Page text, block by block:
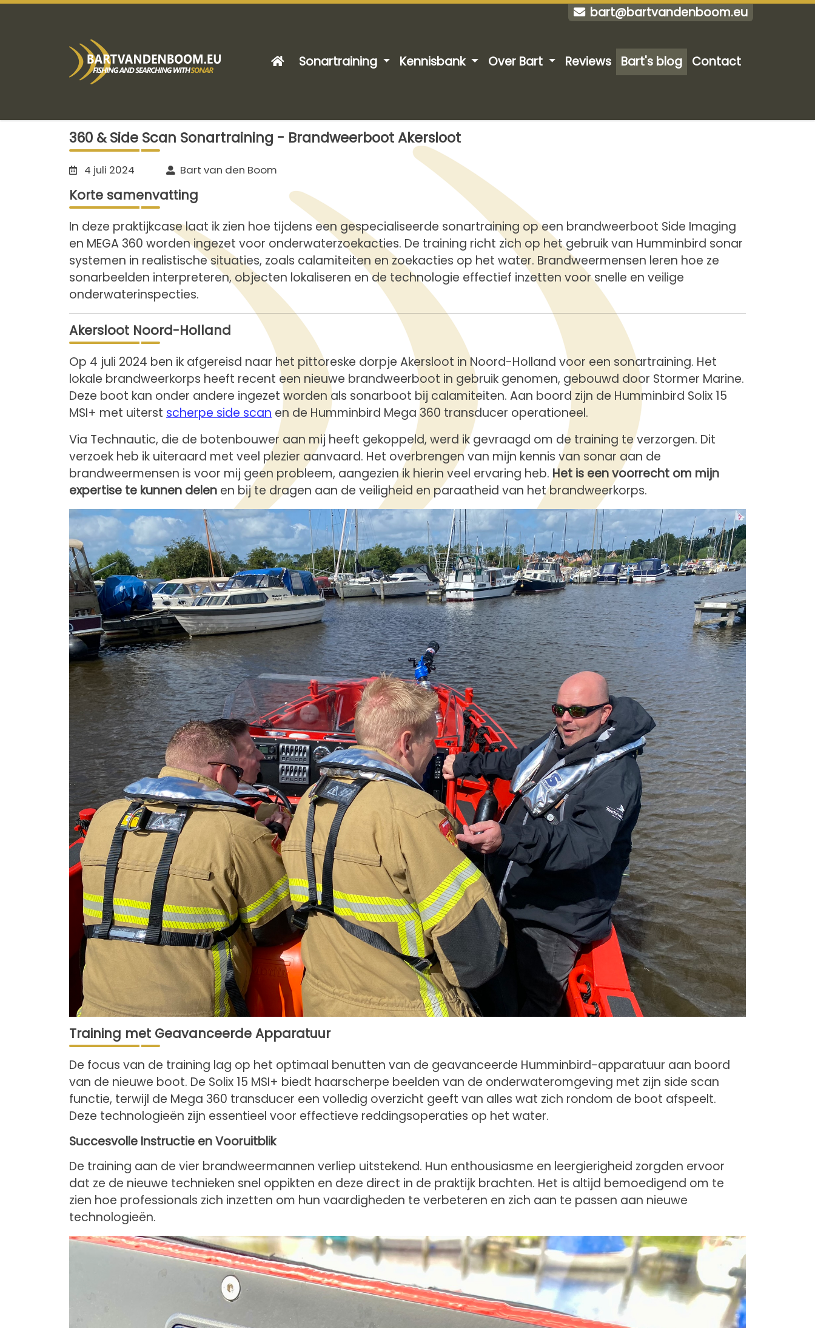
bart@bartvandenboom.eu
Sonartraining Kennisbank Over Bart Reviews Bart's blog Contact
360 & Side Scan Sonartraining - Brandweerboot Akersloot
4 juli 2024 Bart van den Boom
Korte samenvatting
In deze praktijkcase laat ik zien hoe tijdens een gespecialiseerde sonartraining op een brandweerboot Side Imaging
en MEGA 360 worden ingezet voor onderwaterzoekacties. De training richt zich op het gebruik van Humminbird sonar
systemen in realistische situaties, zoals calamiteiten en zoekacties op het water. Brandweermensen leren hoe ze
sonarbeelden interpreteren, objecten lokaliseren en de technologie effectief inzetten voor snelle en veilige
onderwaterinspecties.
Akersloot Noord-Holland
Op 4 juli 2024 ben ik afgereisd naar het pittoreske dorpje Akersloot in Noord-Holland voor een sonartraining. Het
lokale brandweerkorps heeft recent een nieuwe brandweerboot in gebruik genomen, gebouwd door Stormer Marine.
Deze boot kan onder andere ingezet worden als sonarboot bij calamiteiten. Aan boord zijn de Humminbird Solix 15
MSI+ met uiterst scherpe side scan en de Humminbird Mega 360 transducer operationeel.
Via Technautic, die de botenbouwer aan mij heeft gekoppeld, werd ik gevraagd om de training te verzorgen. Dit
verzoek heb ik uiteraard met veel plezier aanvaard. Het overbrengen van mijn kennis van sonar aan de
brandweermensen is voor mij geen probleem, aangezien ik hierin veel ervaring heb. Het is een voorrecht om mijn
expertise te kunnen delen en bij te dragen aan de veiligheid en paraatheid van het brandweerkorps.
Training met Geavanceerde Apparatuur
De focus van de training lag op het optimaal benutten van de geavanceerde Humminbird-apparatuur aan boord
van de nieuwe boot. De Solix 15 MSI+ biedt haarscherpe beelden van de onderwateromgeving met zijn side scan
functie, terwijl de Mega 360 transducer een volledig overzicht geeft van alles wat zich rondom de boot afspeelt.
Deze technologieën zijn essentieel voor effectieve reddingsoperaties op het water.
Succesvolle Instructie en Vooruitblik
De training aan de vier brandweermannen verliep uitstekend. Hun enthousiasme en leergierigheid zorgden ervoor
dat ze de nieuwe technieken snel oppikten en deze direct in de praktijk brachten. Het is altijd bemoedigend om te
zien hoe professionals zich inzetten om hun vaardigheden te verbeteren en zich aan te passen aan nieuwe
technologieën.